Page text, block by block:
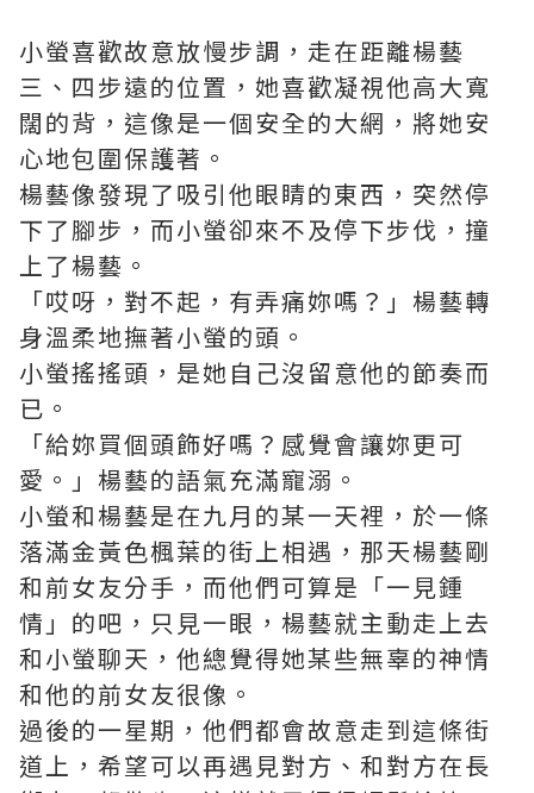
小螢喜歡故意放慢步調，走在距離楊藝
三、四步遠的位置，她喜歡凝視他高大寬
闊的背，這像是一個安全的大網，將她安
心地包圍保護著。
楊藝像發現了吸引他眼睛的東西，突然停
下了腳步，而小螢卻來不及停下步伐，撞
上了楊藝。
「哎呀，對不起，有弄痛妳嗎？」楊藝轉
身溫柔地撫著小螢的頭。
小螢搖搖頭，是她自己沒留意他的節奏而
已。
「給妳買個頭飾好嗎？感覺會讓妳更可
愛。」楊藝的語氣充滿寵溺。
小螢和楊藝是在九月的某一天裡，於一條
落滿金黃色楓葉的街上相遇，那天楊藝剛
和前女友分手，而他們可算是「一見鍾
情」的吧，只見一眼，楊藝就主動走上去
和小螢聊天，他總覺得她某些無辜的神情
和他的前女友很像。
過後的一星期，他們都會故意走到這條街
道上，希望可以再遇見對方、和對方在長